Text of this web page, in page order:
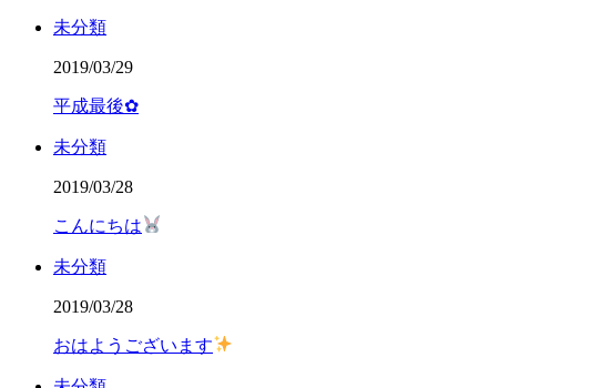
未分類
2019/03/29
平成最後✿
未分類
2019/03/28
こんにちは
未分類
2019/03/28
おはようございます